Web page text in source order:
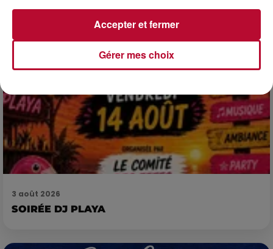
3 août 2026
SOIRÉE DJ PLAYA
Gérer mes choix
Accepter et fermer